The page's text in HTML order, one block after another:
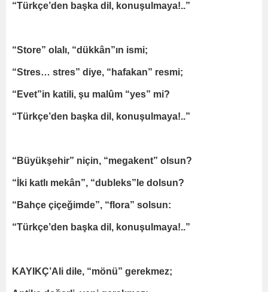
“Türkçe’den başka dil, konuşulmaya!..”
“Store” olalı, “dükkân”ın ismi;
“Stres… stres” diye, “hafakan” resmi;
“Evet”in katili, şu malûm “yes” mi?
“Türkçe’den başka dil, konuşulmaya!..”
“Büyükşehir” niçin, “megakent” olsun?
“İki katlı mekân”, “dubleks”le dolsun?
“Bahçe çiçeğimde”, “flora” solsun:
“Türkçe’den başka dil, konuşulmaya!..”
KAYIKÇ’Ali dile, “mönü” gerekmez;